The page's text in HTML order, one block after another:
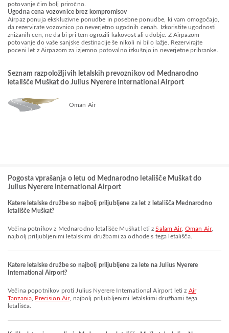
potovanje čim bolj priročno.
Ugodna cena vozovnice brez kompromisov
Airpaz ponuja ekskluzivne ponudbe in posebne ponudbe, ki vam omogočajo,
da rezervirate vozovnico po neverjetno ugodnih cenah. Izkoristite ugodnosti
znižanih cen, ne da bi pri tem ogrozili kakovost ali udobje. Z Airpazom
potovanje do vaše sanjske destinacije še nikoli ni bilo lažje. Rezervirajte
poceni let z Airpazom za izjemno potovalno izkušnjo in neverjetne prihranke.
Seznam razpoložljivih letalskih prevoznikov od Mednarodno
letališče Muškat do Julius Nyerere International Airport
Oman Air
Pogosta vprašanja o letu od Mednarodno letališče Muškat do
Julius Nyerere International Airport
Katere letalske družbe so najbolj priljubljene za let z letališča Mednarodno
letališče Muškat?
Večina potnikov z Mednarodno letališče Muškat leti zSalam Air, Oman Air,
najbolj priljubljenimi letalskimi družbami za odhode s tega letališča.
Katere letalske družbe so najbolj priljubljene za lete na Julius Nyerere
International Airport?
Večina popotnikov proti Julius Nyerere International Airport leti z Air
Tanzania Precision Air, najbolj priljubljenimi letalskimi družbami tega
letališča.